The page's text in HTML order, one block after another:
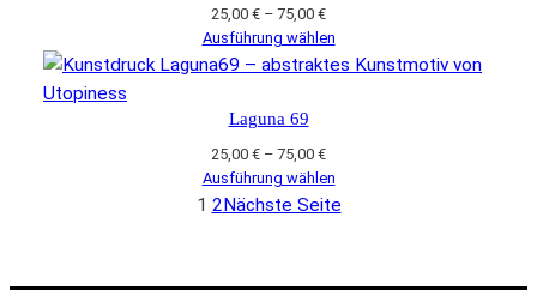
25,00 € – 75,00 €Preisspanne:
25,00 €
bis
Ausführung wählen
Laguna 69
25,00 € – 75,00 €Preisspanne:
25,00 €
bis
Ausführung wählen
1 2Nächste Seite